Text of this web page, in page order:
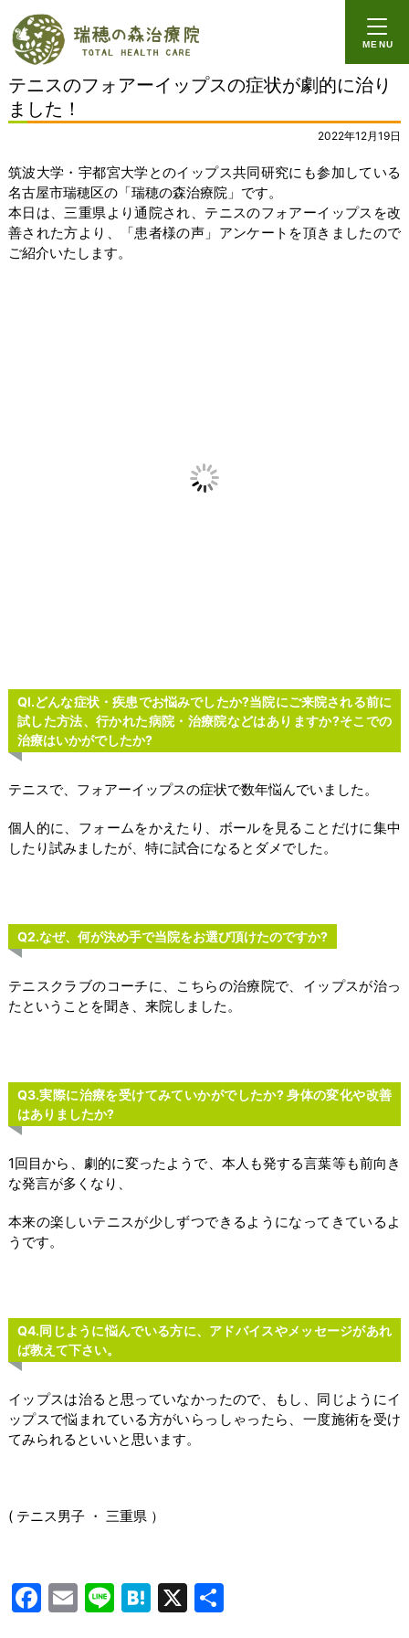
MENU
テニスのフォアーイップスの症状が劇的に治り
ました！
2022年12月19日
筑波大学・宇都宮大学とのイップス共同研究にも参加している
名古屋市瑞穂区の「瑞穂の森治療院」です。
本日は、三重県より通院され、 テニスのフォアーイップス を改
善された方より、「患者様の声」アンケートを頂きましたので
ご紹介いたします。
Ql.どんな症状・疾患でお悩みでしたか?当院にご来院される前に
試した方法、行かれた病院・治療院などはありますか?そこでの
治療はいかがでしたか?
テニスで、フォアーイップスの症状で数年悩んでいました。
個人的に、フォームをかえたり、ボールを見ることだけに集中
したり試みましたが、特に試合になるとダメでした。
Q2.なぜ、何が決め手で当院をお選び頂けたのですか?
テニスクラブのコーチに、こちらの治療院で、イップスが治っ
たということを聞き、来院しました。
Q3.実際に治療を受けてみていかがでしたか? 身体の変化や改善
はありましたか?
1回目から、劇的に変ったようで、本人も発する言葉等も前向き
な発言が多くなり、
本来の楽しいテニスが少しずつできるようになってきているよ
うです。
Q4.同じように悩んでいる方に、アドバイスやメッセージがあれ
ば教えて下さい。
イップスは治ると思っていなかったので、もし、同じようにイ
ップスで悩まれている方がいらっしゃったら、一度施術を受け
てみられるといいと思います。
( テニス男子 ・ 三重県 ）
Facebook
Email
LineHatena
X 共
心因性の症状
改善実績
ーイップス
施術内容
LINE予約・問合せ